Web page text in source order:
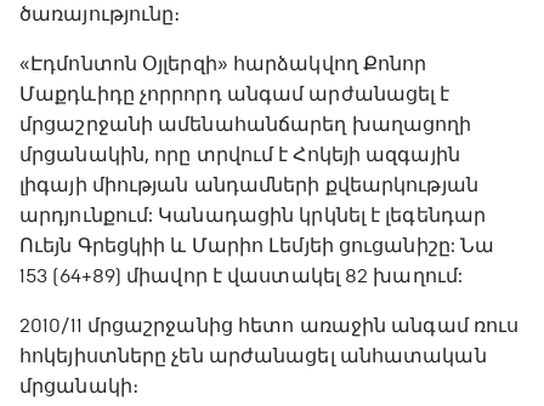
ծառայությունը։
«Էդմոնտոն Օյլերզի» հարձակվող Քոնոր
Մաքդևիդը չորրորդ անգամ արժանացել է
մրցաշրջանի ամենահանճարեղ խաղացողի
մրցանակին, որը տրվում է Հոկեյի ազգային
լիգայի միության անդամների քվեարկության
արդյունքում: Կանադացին կրկնել է լեգենդար
Ուեյն Գրեցկիի և Մարիո Լեմյեի ցուցանիշը: Նա
153 (64+89) միավոր է վաստակել 82 խաղում:
2010/11 մրցաշրջանից հետո առաջին անգամ ռուս
հոկեյիստները չեն արժանացել անհատական
մրցանակի։